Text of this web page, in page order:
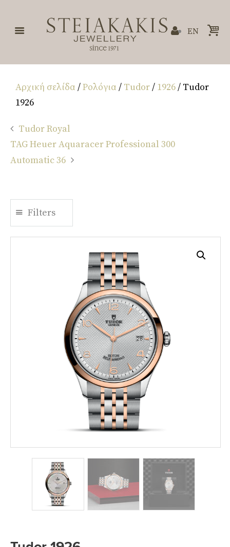
EN
Αρχική σελίδα /Ρολόγια / Tudor/ 1926/ Tudor
1926
Tudor Royal
TAG Heuer Aquaracer Professional 300
Automatic 36
Filters